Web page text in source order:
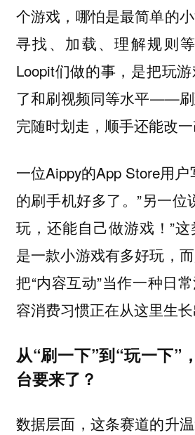
个游戏，哪怕是最简单的
寻找、加载、理解规则等
Loopit们做的事，是把玩
了和刷视频同等水平——
完随时划走，顺手还能改一
一位Aippy的App Store用户
的刷手机好多了。”另一位
玩，还能自己做游戏！”
是一款小游戏有多好玩，
把“内容互动”当作一种日
容消费习惯正在从这里生长
从“刷一下”到“玩一下”
台要来了？
数据层面，这条赛道的升